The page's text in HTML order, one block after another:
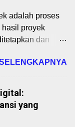
Transfer
modal,
menyebar
PDB dan
Bisnis Digital,
dan
pada
mahasiswa dapat
inovatif,
dinamika
Business
Canvas
adalah proses
hasil proyek
dan
kualitas dan
adalah
menghasilkan
Fondasi
yang